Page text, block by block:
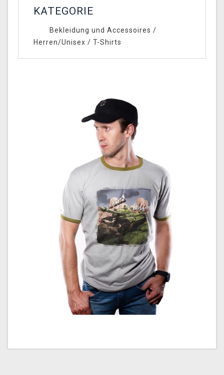
KATEGORIE
Bekleidung und Accessoires /
Herren/Unisex / T-Shirts